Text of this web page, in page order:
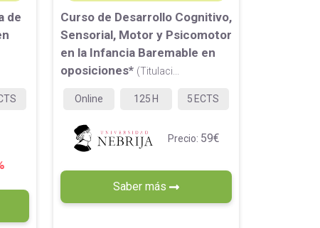
de
Curso de Desarrollo Cognitivo,
Sensorial, Motor y Psicomotor
en la Infancia Baremable en
oposiciones* (Titulaci...
Online 125 H 5 ECTS
Precio: 59€
Saber más